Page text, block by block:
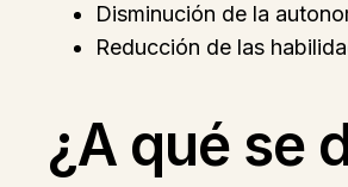
Disminución de la
Reducción de las
¿A qué se